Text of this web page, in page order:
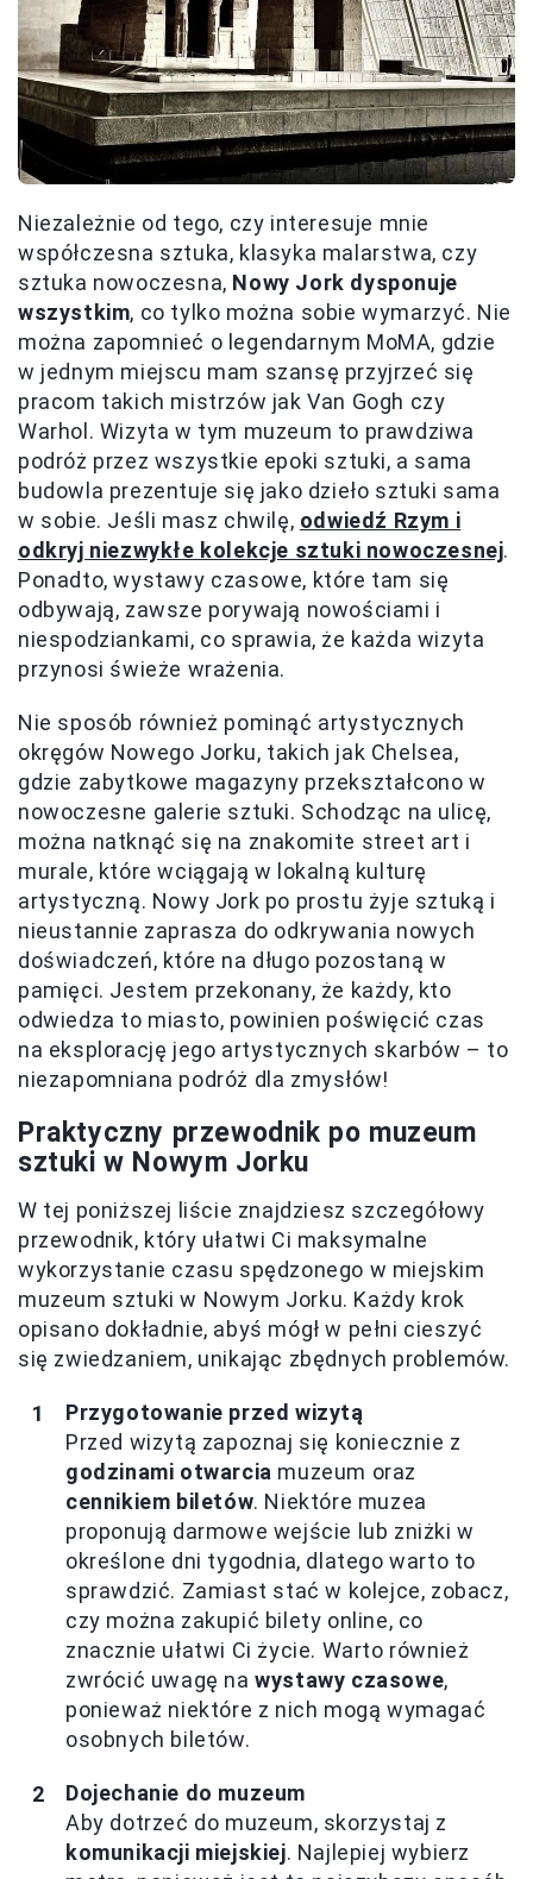
Niezależnie od tego, czy interesuje mnie
współczesna sztuka, klasyka malarstwa, czy
sztuka nowoczesna, Nowy Jork dysponuje
wszystkim, co tylko można sobie wymarzyć. Nie
można zapomnieć o legendarnym MoMA, gdzie
w jednym miejscu mam szansę przyjrzeć się
pracom takich mistrzów jak Van Gogh czy
Warhol. Wizyta w tym muzeum to prawdziwa
podróż przez wszystkie epoki sztuki, a sama
budowla prezentuje się jako dzieło sztuki sama
w sobie. Jeśli masz chwilę, odwiedź Rzym i
odkryj niezwykłe kolekcje sztuki nowoczesnej.
Ponadto, wystawy czasowe, które tam się
odbywają, zawsze porywają nowościami i
niespodziankami, co sprawia, że każda wizyta
przynosi świeże wrażenia.
Nie sposób również pominąć artystycznych
okręgów Nowego Jorku, takich jak Chelsea,
gdzie zabytkowe magazyny przekształcono w
nowoczesne galerie sztuki. Schodząc na ulicę,
można natknąć się na znakomite street art i
murale, które wciągają w lokalną kulturę
artystyczną. Nowy Jork po prostu żyje sztuką i
nieustannie zaprasza do odkrywania nowych
doświadczeń, które na długo pozostaną w
pamięci. Jestem przekonany, że każdy, kto
odwiedza to miasto, powinien poświęcić czas
na eksplorację jego artystycznych skarbów – to
niezapomniana podróż dla zmysłów!
Praktyczny przewodnik po muzeum
sztuki w Nowym Jorku
W tej poniższej liście znajdziesz szczegółowy
przewodnik, który ułatwi Ci maksymalne
wykorzystanie czasu spędzonego w miejskim
muzeum sztuki w Nowym Jorku. Każdy krok
opisano dokładnie, abyś mógł w pełni cieszyć
się zwiedzaniem, unikając zbędnych problemów.
Przygotowanie przed wizytą
Przed wizytą zapoznaj się koniecznie z
godzinami otwarcia muzeum oraz
cennikiem biletów. Niektóre muzea
proponują darmowe wejście lub zniżki w
określone dni tygodnia, dlatego warto to
sprawdzić. Zamiast stać w kolejce, zobacz,
czy można zakupić bilety online, co
znacznie ułatwi Ci życie. Warto również
zwrócić uwagę nawystawy czasowe,
ponieważ niektóre z nich mogą wymagać
osobnych biletów.
Dojechanie do muzeum
Aby dotrzeć do muzeum, skorzystaj z
komunikacji miejskiej. Najlepiej wybierz